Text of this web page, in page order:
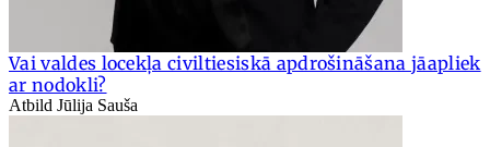
Vai valdes locekļa civiltiesiskā apdrošināšana jāapliek
ar nodokli?
Atbild Jūlija Sauša